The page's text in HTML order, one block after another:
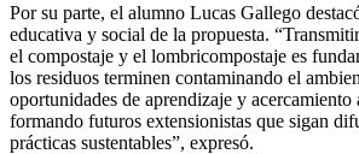
Por su parte, el alumno Lucas Gallego
educativa y social de la propuesta.
el compostaje y el lombricompostaje es
los residuos terminen contaminando el
oportunidades de aprendizaje y acercamiento
formando futuros extensionistas que sigan
prácticas sustentables”, expresó.